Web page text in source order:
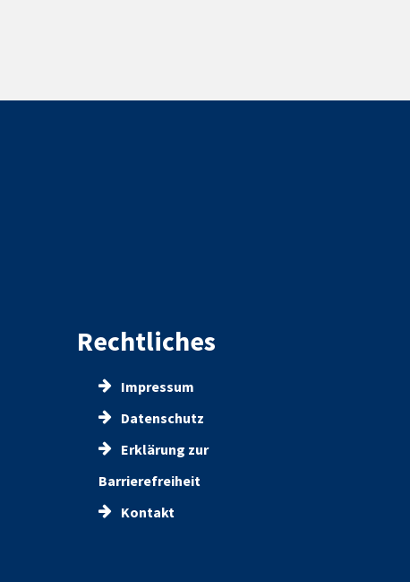
Rechtliches
Impressum
Datenschutz
Erklärung zur
Barrierefreiheit
Kontakt